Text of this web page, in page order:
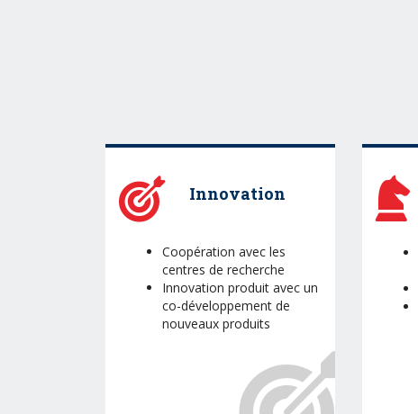
Innovation
Coopération avec les
centres de recherche
Innovation produit avec un
co-développement de
nouveaux produits